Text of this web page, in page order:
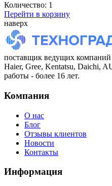
Количество: 1
Перейти в корзину
наверх
поставщик ведущих компаний
Haier, Gree, Kentatsu, Daichi,
работы - более 16 лет.
Компания
О нас
Блог
Отзывы клиентов
Новости
Контакты
Информация